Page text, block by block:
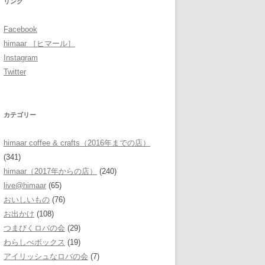
Facebook
himaar ［ヒマール］
Instagram
Twitter
カテゴリー
himaar coffee & crafts（2016年までの店）
(341)
himaar（2017年からの店）
(240)
live@himaar (65)
おいしいもの (76)
お出かけ (108)
つまびくロバの会 (29)
わらしべボックス (19)
アイリッシュなロバの会 (7)